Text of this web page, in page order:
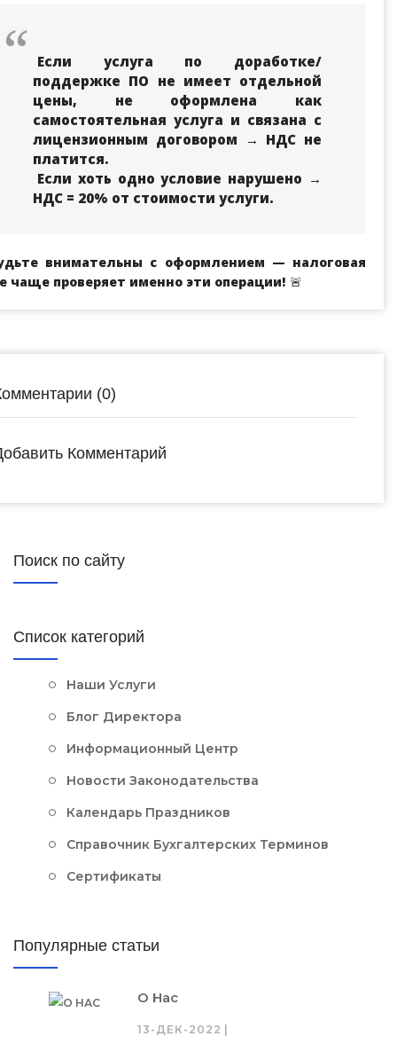
Если услуга по доработке/
поддержке ПО не имеет отдельной
цены, не оформлена как
самостоятельная услуга и связана с
лицензионным договором → НДС не
платится.
Если хоть одно условие нарушено →
НДС = 20% от стоимости услуги.
внимательны с оформлением — налоговая
чаще проверяет именно эти операции! 🚨
(0)
Комментарий
Поиск по сайту
Список категорий
Наши Услуги
Блог Директора
Информационный Центр
Новости Законодательства
Календарь Праздников
Справочник Бухгалтерских Терминов
Сертификаты
Популярные статьи
О Нас
13-ДЕК-2022 |